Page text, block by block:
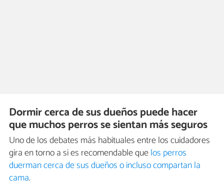
Dormir cerca de sus dueños puede hacer
que muchos perros se sientan más seguros
Uno de los debates más habituales entre los cuidadores
gira en torno a si es recomendable quelos perros
duerman cerca de sus dueños o incluso compartan la
cama.